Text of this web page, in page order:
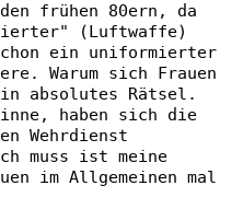
frühen 80ern, da
(Luftwaffe)
ein uniformierter
Warum sich Frauen
absolutes Rätsel.
haben sich die
Wehrdienst
muss ist meine
im Allgemeinen mal